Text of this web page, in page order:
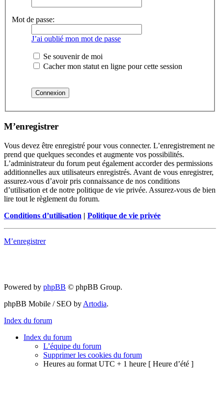
Mot de passe:
J’ai oublié mon mot de passe
Se souvenir de moi
Cacher mon statut en ligne pour cette session
M’enregistrer
Vous devez être enregistré pour vous connecter. L’enregistrement ne
prend que quelques secondes et augmente vos possibilités.
L’administrateur du forum peut également accorder des permissions
additionnelles aux utilisateurs enregistrés. Avant de vous enregistrer,
assurez-vous d’avoir pris connaissance de nos conditions
d’utilisation et de notre politique de vie privée. Assurez-vous de bien
lire tout le règlement du forum.
Conditions d’utilisation | Politique de vie privée
M’enregistrer
Powered by phpBB © phpBB Group.
phpBB Mobile / SEO by Artodia.
Index du forum
Index du forum
L’équipe du forum
Supprimer les cookies du forum
Heures au format UTC + 1 heure [ Heure d’été ]